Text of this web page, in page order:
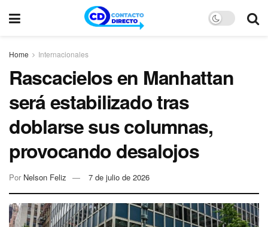
Home Internacionales
Rascacielos en Manhattan
será estabilizado tras
doblarse sus columnas,
provocando desalojos
Por Nelson Feliz 7 de julio de 2026